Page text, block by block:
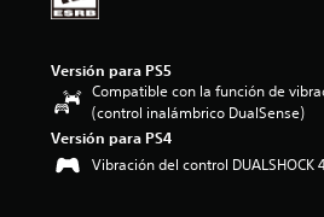
Versión para PS5
Compatible con la función de
(control inalámbrico DualSense)
Versión para PS4
Vibración del control DUALSHOCK